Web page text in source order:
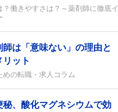
？働きやすさは？～薬剤師に徹底イ
師は「意味ない」の理由と
ット
めの転職・求人コラム
秘、酸化マグネシウムで効